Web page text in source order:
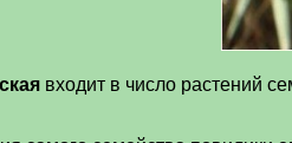
входит в число растений